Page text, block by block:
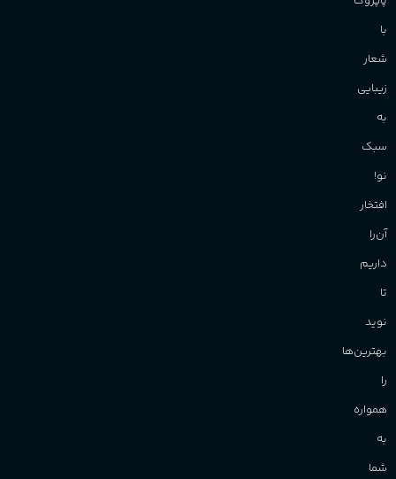
با
شعار
زیبایی
به
سبک
نو!
افتخار
آن‌را
داریم
تا
نوید
بهترین‌ها
را
همواره
به
شما